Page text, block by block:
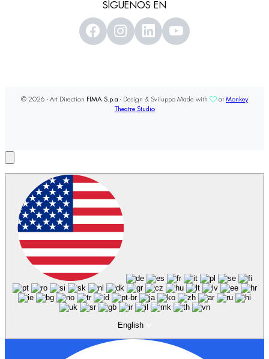
SÍGUENOS EN
© 2026 - Art Direction FIMA S.p.a - Design & Sviluppo Made with at Monkey
Theatre Studio
English